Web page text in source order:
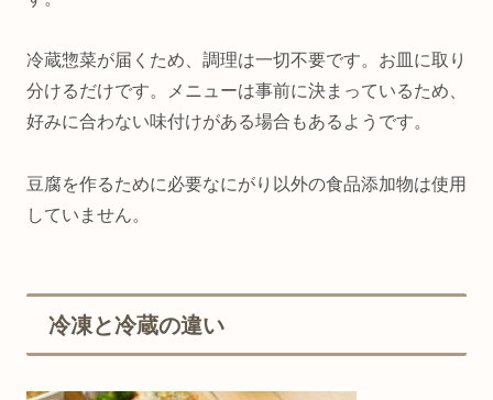
冷蔵惣菜が届くため、調理は一切不要です。お皿に取り
分けるだけです。メニューは事前に決まっているため、
好みに合わない味付けがある場合もあるようです。
豆腐を作るために必要なにがり以外の食品添加物は使用
していません。
冷凍と冷蔵の違い